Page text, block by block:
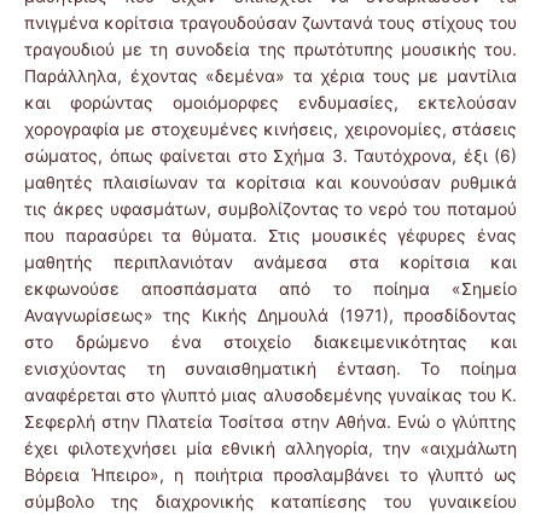
πνιγμένα κορίτσια τραγουδούσαν ζωντανά τους στίχους του
τραγουδιού με τη συνοδεία της πρωτότυπης μουσικής του.
Παράλληλα, έχοντας «δεμένα» τα χέρια τους με μαντίλια
και φορώντας ομοιόμορφες ενδυμασίες, εκτελούσαν
χορογραφία με στοχευμένες κινήσεις, χειρονομίες, στάσεις
σώματος, όπως φαίνεται στο Σχήμα 3. Ταυτόχρονα, έξι (6)
μαθητές πλαισίωναν τα κορίτσια και κουνούσαν ρυθμικά
τις άκρες υφασμάτων, συμβολίζοντας το νερό του ποταμού
που παρασύρει τα θύματα. Στις μουσικές γέφυρες ένας
μαθητής περιπλανιόταν ανάμεσα στα κορίτσια και
εκφωνούσε αποσπάσματα από το ποίημα «Σημείο
Αναγνωρίσεως» της Κικής Δημουλά (1971), προσδίδοντας
στο δρώμενο ένα στοιχείο διακειμενικότητας και
ενισχύοντας τη συναισθηματική ένταση. Το ποίημα
αναφέρεται στο γλυπτό μιας αλυσοδεμένης γυναίκας του Κ.
Σεφερλή στην Πλατεία Τοσίτσα στην Αθήνα. Ενώ ο γλύπτης
έχει φιλοτεχνήσει μία εθνική αλληγορία, την «αιχμάλωτη
Βόρεια Ήπειρο», η ποιήτρια προσλαμβάνει το γλυπτό ως
σύμβολο της διαχρονικής καταπίεσης του γυναικείου